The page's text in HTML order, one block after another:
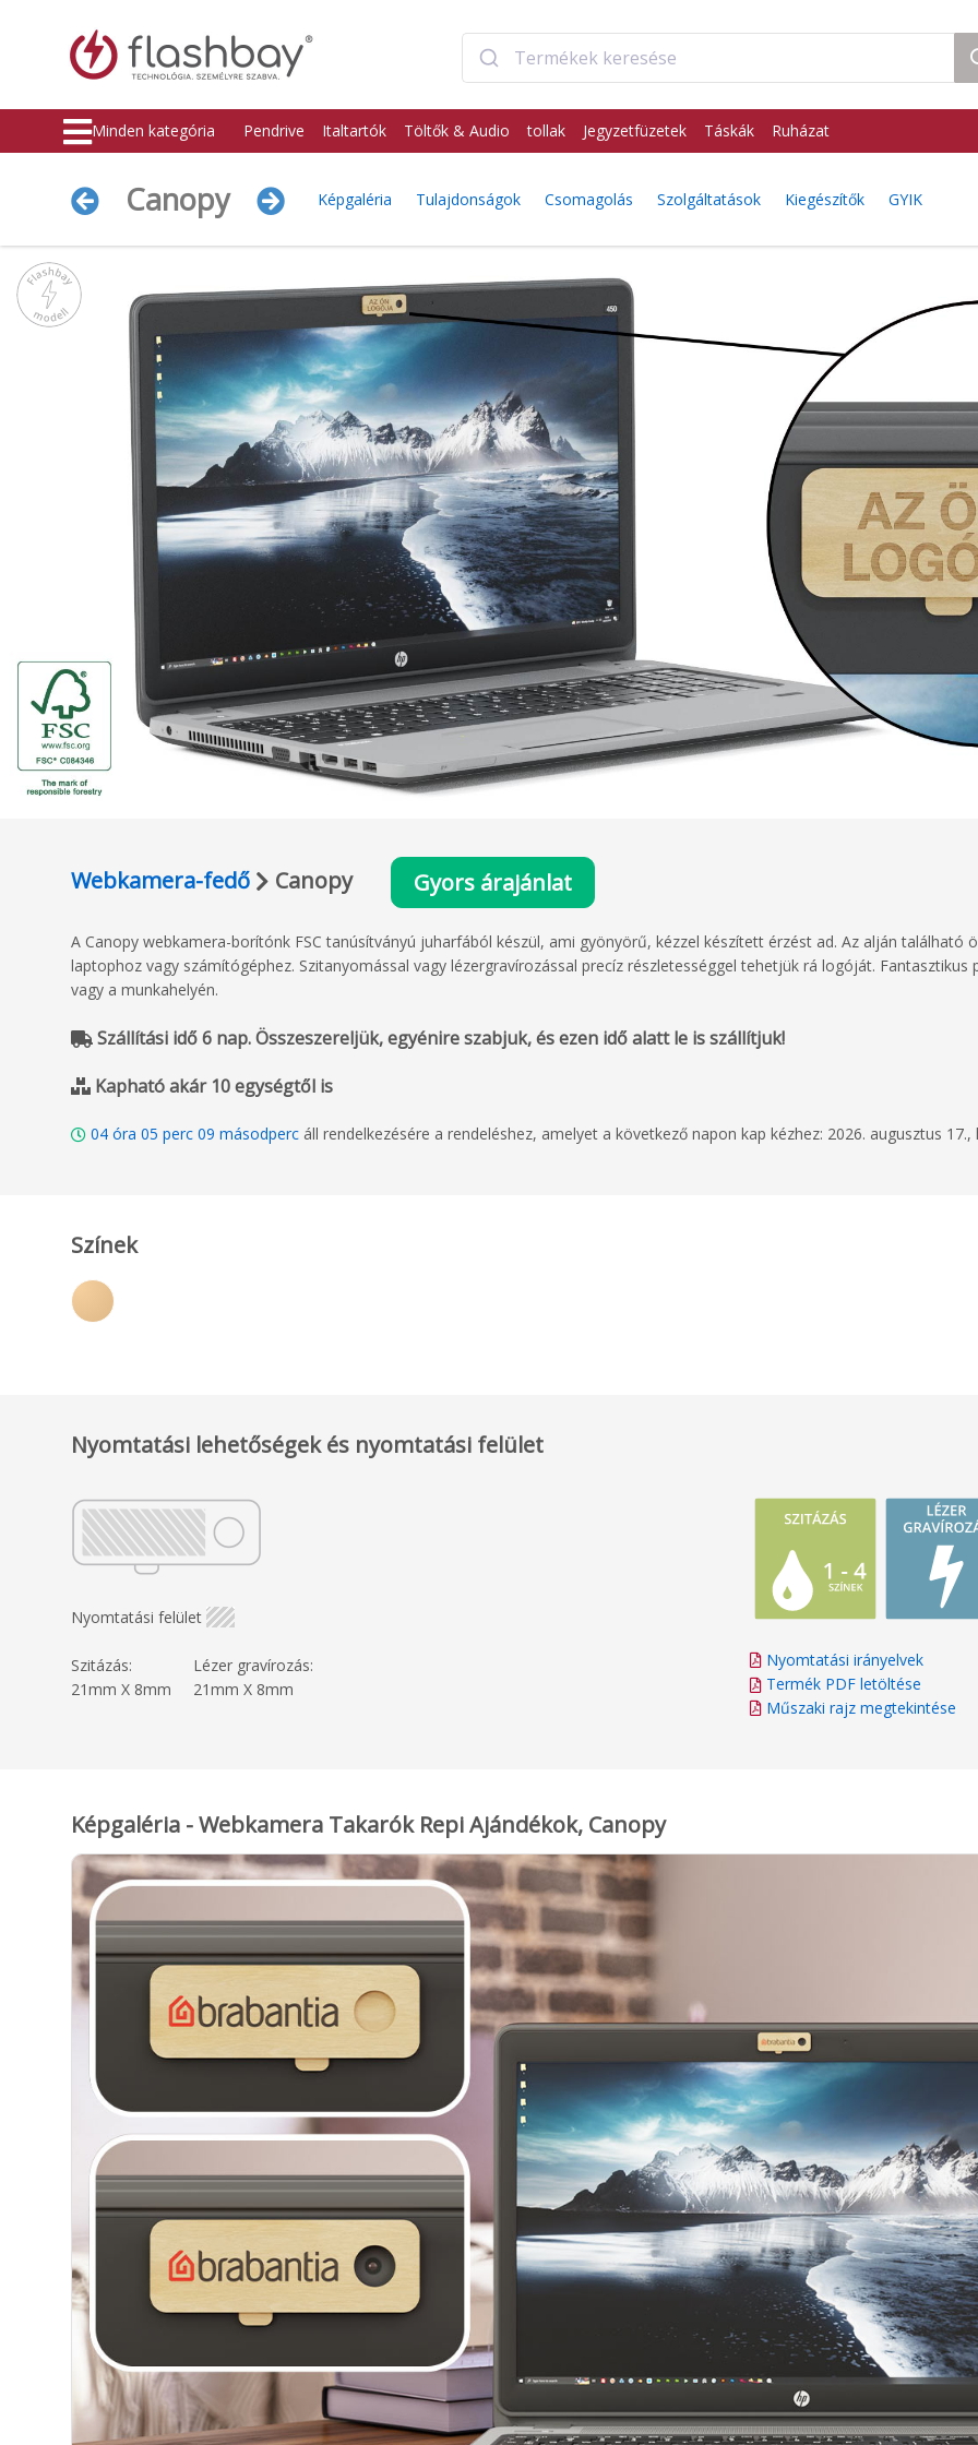
Minden kategória Pendrive Italtartók Töltők & Audio tollak Jegyzetfüzetek Táskák Ruházat
Canopy Képgaléria Tulajdonságok Csomagolás Szolgáltatások Kiegészítők GYIK
Webkamera-fedő Canopy Gyors árajánlat
A Canopy webkamera-borítónk FSC tanúsítványú juharfából készül, ami gyönyörű, kézzel készített érzést ad. Az alján
laptophoz vagy számítógéphez. Szitanyomással vagy lézergravírozással precíz részletességgel tehetjük rá logóját.
vagy a munkahelyén.
Szállítási idő 6 nap. Összeszereljük, egyénire szabjuk, és ezen idő alatt le is szállítjuk!
Kapható akár 10 egységtől is
04 óra 05 perc 08 másodperc áll rendelkezésére a rendeléshez, amelyet a következő napon kap kézhez: 2026. augusztus 17.,
Színek
Nyomtatási lehetőségek és nyomtatási felület
Nyomtatási felület
Szitázás:
21mm X 8mm
Lézer gravírozás:
21mm X 8mm
Nyomtatási irányelvek
Termék PDF letöltése
Műszaki rajz megtekintése
Képgaléria - Webkamera Takarók Repi Ajándékok, Canopy